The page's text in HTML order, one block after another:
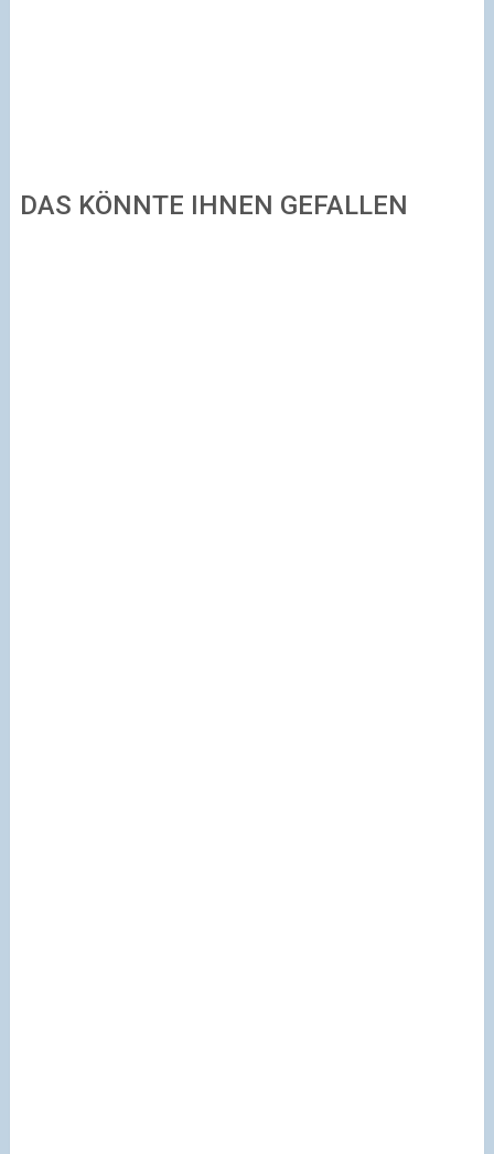
DAS KÖNNTE IHNEN GEFALLEN